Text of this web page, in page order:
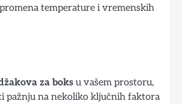
temperature i vremenskih
za boks u vašem prostoru,
pažnju na nekoliko ključnih faktora